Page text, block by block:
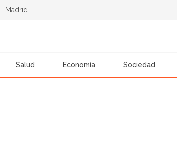
Madrid
Salud Economía Sociedad